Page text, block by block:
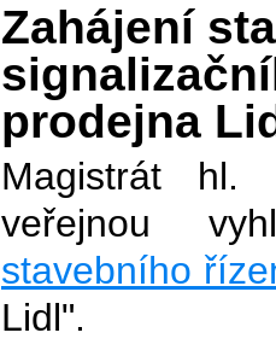
Zahájení
prodejna
Magistrát hl.
veřejnou
stavebního
Lidl".